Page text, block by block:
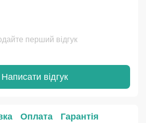
перший відгук
Написати відгук
Оплата Гарантія